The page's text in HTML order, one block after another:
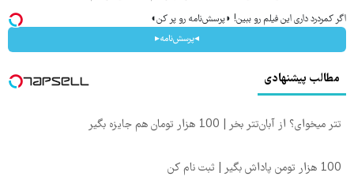
اگر کمردرد داری این فیلم رو ببین! ◗پرسش‌نامه رو پر کن◖
◂پرسش‌نامه▸
مطالب پیشنهادی
تتر میخوای؟ از آبان‌تتر بخر | 100 هزار تومان هم جایزه بگیر
100 هزار تومن پاداش بگیر | ثبت نام کن